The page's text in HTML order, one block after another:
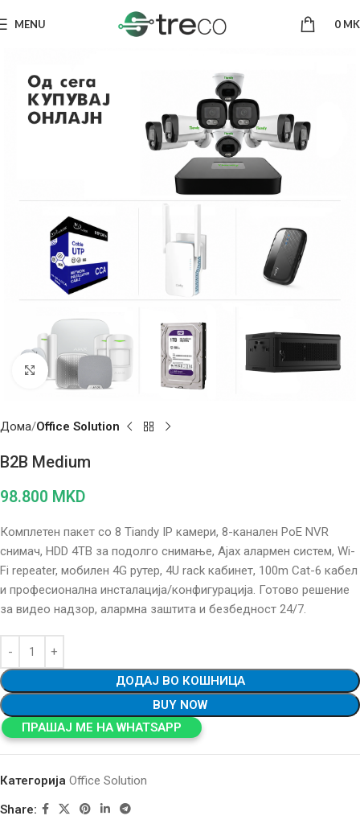
MENU 0
Click to enlarge
Дома Office Solution
B2B Medium
98.800 MKD
Комплетен пакет со 8 Tiandy IP камери, 8-канален PoE NVR
снимач, HDD 4TB за подолго снимање, Ajax алармен систем, Wi-
Fi repeater, мобилен 4G рутер, 4U rack кабинет, 100m Cat-6 кабел
и професионална инсталација/конфигурација. Готово решение
за видео надзор, алармна заштита и безбедност 24/7.
ДОДАЈ ВО КОШНИЦА
BUY NOW
ПРАШАЈ МЕ НА WHATSAPP
Категорија Office Solution
Share: